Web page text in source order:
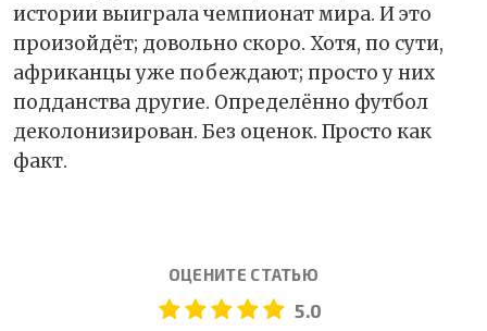
истории выиграла чемпионат мира. И это
произойдёт; довольно скоро. Хотя, по сути,
африканцы уже побеждают; просто у них
подданства другие. Определённо футбол
деколонизирован. Без оценок. Просто как
факт.
ОЦЕНИТЕ СТАТЬЮ
5.0